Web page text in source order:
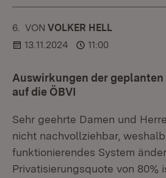
6. KOMMENTAR
VON :VOLKER HELL
13.11.2024
11:00
Auswirkungen der geplanten
auf die ÖBVI
Sehr geehrte Damen und
nicht nachvollziehbar,
funktionierendes System
Privatisierungsquote von 80%